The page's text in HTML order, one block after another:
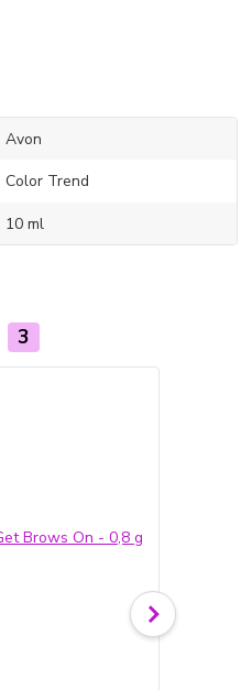
Avon
Color Trend
10 ml
3